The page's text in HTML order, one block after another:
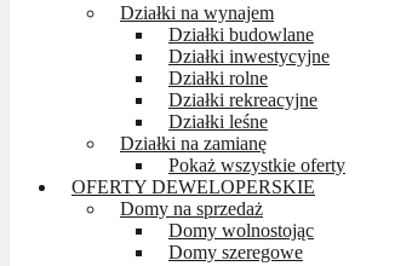
Działki na wynajem
Działki budowlane
Działki inwestycyjne
Działki rolne
Działki rekreacyjne
Działki leśne
Działki na zamianę
Pokaż wszystkie oferty
OFERTY DEWELOPERSKIE
Domy na sprzedaż
Domy wolnostojąc
Domy szeregowe